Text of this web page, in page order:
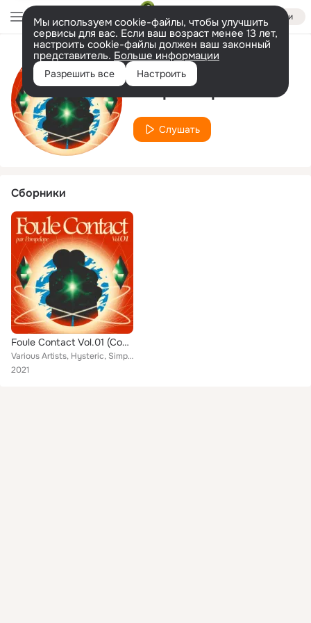
Войти
Мы используем cookie-файлы, чтобы улучшить
сервисы для вас. Если ваш возраст менее 13 лет,
настроить cookie-файлы должен ваш законный
представитель. Больше информации
Разрешить все Настроить
Исполнитель
Simple Exposition
Слушать
Сборники
Foule Contact Vol.01 (Compilation)
Various Artists, Hysteric, Simple Exposition, Aurèle, Eternal Love, Kito Jempere, Pardonnez-nous, Atascasa, Men Like Seals, Sain...
2021